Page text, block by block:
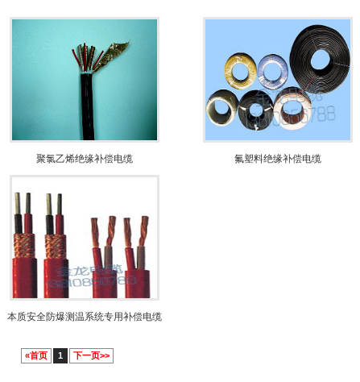
聚氯乙烯绝缘补偿电缆 氟塑料绝缘补偿电缆
本质安全防爆测温系统专用补偿电缆
«首页 1 下一页>>